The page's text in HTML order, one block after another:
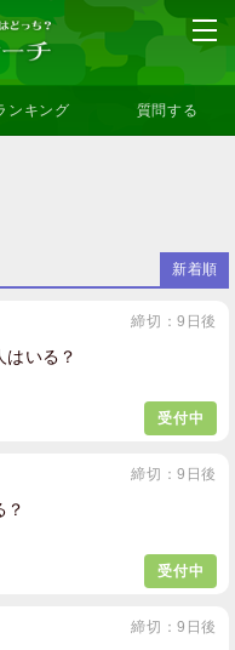
ンキング 質問する
新着順
いる？
締切：9日後
受付中
？
締切：9日後
受付中
締切：9日後